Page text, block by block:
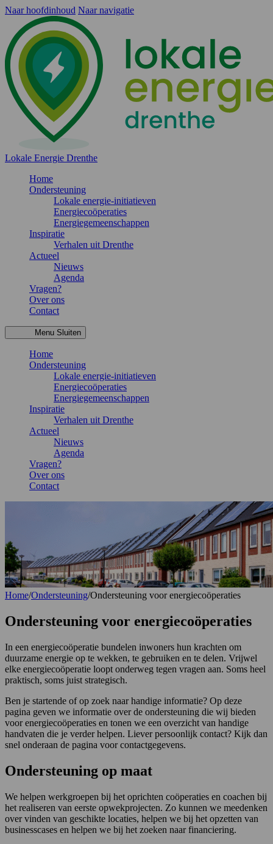
Naar hoofdinhoud Naar navigatie
Lokale Energie Drenthe
Home
Ondersteuning
Lokale energie-initiatieven
Energiecoöperaties
Energiegemeenschappen
Inspiratie
Verhalen uit Drenthe
Actueel
Nieuws
Agenda
Vragen?
Over ons
Contact
Menu Sluiten
Home
Ondersteuning
Lokale energie-initiatieven
Energiecoöperaties
Energiegemeenschappen
Inspiratie
Verhalen uit Drenthe
Actueel
Nieuws
Agenda
Vragen?
Over ons
Contact
Home/Ondersteuning/Ondersteuning voor energiecoöperaties
Ondersteuning voor energiecoöperaties
In een energiecoöperatie bundelen inwoners hun krachten om
duurzame energie op te wekken, te gebruiken en te delen. Vrijwel
elke energiecoöperatie loopt onderweg tegen vragen aan. Soms heel
praktisch, soms juist strategisch.
Ben je startende of op zoek naar handige informatie? Op deze
pagina geven we informatie over de ondersteuning die wij bieden
voor energiecoöperaties en tonen we een overzicht van handige
handvaten die je verder helpen. Liever persoonlijk contact? Kijk dan
snel onderaan de pagina voor contactgegevens.
Ondersteuning op maat
We helpen werkgroepen bij het oprichten coöperaties en coachen bij
het realiseren van eerste opwekprojecten. Zo kunnen we meedenken
over vinden van geschikte locaties, helpen we bij het opzetten van
businesscases en helpen we bij het zoeken naar financiering.